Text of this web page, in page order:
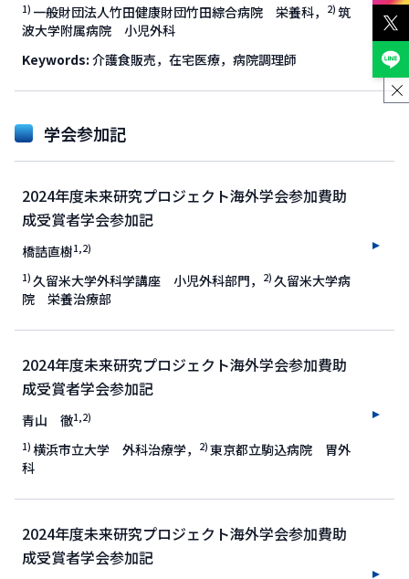
1) 一般財団法人竹田健康財団竹田綜合病院 栄養科， 2) 筑
波大学附属病院 小児外科
Keywords: 介護食販売，在宅医療，病院調理師
学会参加記
2024年度未来研究プロジェクト海外学会参加費助
成受賞者学会参加記
橋詰直樹1,2)
1) 久留米大学外科学講座 小児外科部門， 2) 久留米大学病
院 栄養治療部
2024年度未来研究プロジェクト海外学会参加費助
成受賞者学会参加記
青山 徹1,2)
1) 横浜市立大学 外科治療学， 2) 東京都立駒込病院 胃外
科
2024年度未来研究プロジェクト海外学会参加費助
成受賞者学会参加記